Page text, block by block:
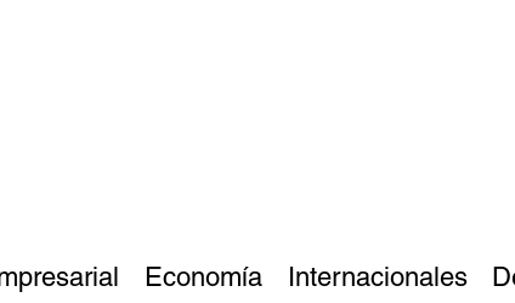
Economía Internacionales